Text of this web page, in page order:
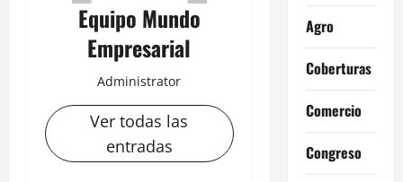
Equipo Mundo
Empresarial
Administrator
Ver todas las
entradas
Agro
Coberturas
Comercio
Congreso